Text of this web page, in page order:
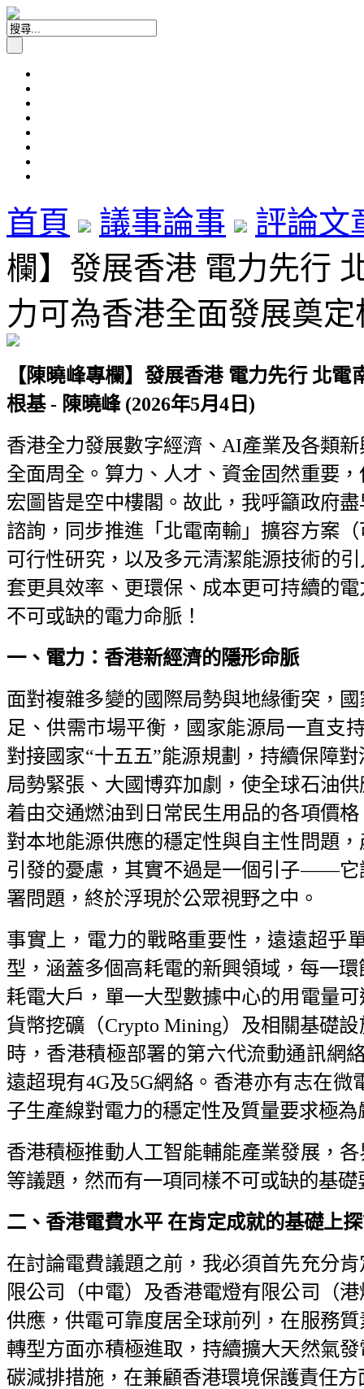
首頁 議事論事
評論文
欄】發展香港 電力先行
力可為香港全面發展奠
【陳曉峰專欄】發展香港 電力先行 北電
根基 - 陳曉峰 (2026年5月4 日)
香港全力發展數字經濟、AI產業及各類
全面周全。算力、人才、資金固然重要
宏圖皆是空中樓閣。故此，我呼籲政府
諮詢，同步推進「北電南輸」擴容方案
可行性研究，以及多元清潔能源技術的
套更具效率、更環保、成本更可持續的
不可或缺的電力命脈！
一、電力：香港新經濟的隱形命脈
面對複雜多變的國際局勢與地緣衝突，
足、供需市場平衡，國家能源局一直支
對接國家“十五五”能源規劃，持續保障
局勢緊張、大國博弈加劇，使全球石油
着由交通燃油到日常民生用品的各項價
對本地能源供應的穩定性與自主性問題
引發的憂慮，其實不過是一個引子——它
署問題，終於浮現於公眾視野之中。
事實上，電力的戰略重要性，遠遠超乎
型，涵蓋多個高耗電的新興領域，每一
耗電大戶，單一大型數據中心的用電量
貨幣挖礦（Crypto Mining）及相關基礎
時，香港積極部署的第六代流動通訊網
遠超現有4G及5G網絡。香港亦有志在
子生產線對電力的穩定性及質量要求極為
香港積極推動人工智能輔能產業發展，
等議題，然而有一項同樣不可或缺的基
二、香港電費水平 在肯定成就的基礎上
在討論電費議題之前，我必須首先充分
限公司（中電）及香港電燈有限公司（
供應，供電可靠度居全球前列，在服務
轉型方面亦積極進取，持續擴大天然氣
碳減排措施，在兼顧香港環境保護責任